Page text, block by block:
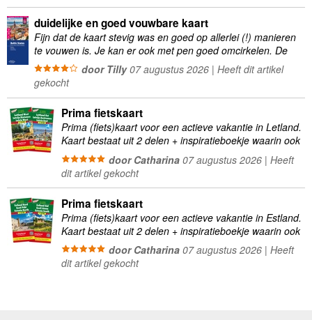
duidelijke en goed vouwbare kaart
Fijn dat de kaart stevig was en goed op allerlei (!) manieren
te vouwen is. Je kan er ook met pen goed omcirkelen. De
kartonnen …door Tilly07 augustus 2026 | Heeft dit artikel
gekocht
Prima fietskaart
Prima (fiets)kaart voor een actieve vakantie in Letland.
Kaart bestaat uit 2 delen + inspiratieboekje waarin ook
verschillende internationale en nationale fietsroutes
worden beschreven. Goed …
door Catharina07 augustus 2026 | Heeft
dit artikel gekocht
Prima fietskaart
Prima (fiets)kaart voor een actieve vakantie in Estland.
Kaart bestaat uit 2 delen + inspiratieboekje waarin ook
verschillende internationale en nationale fietsroutes
worden beschreven. Goed …
door Catharina07 augustus 2026 | Heeft
dit artikel gekocht